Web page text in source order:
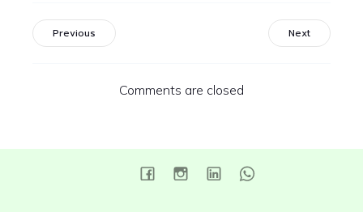
Previous Next
Comments are closed